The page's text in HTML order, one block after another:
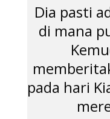
Dia pasti
di mana
pada hari